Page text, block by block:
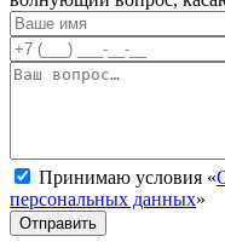
Принимаю условия «
персональных данных»
Отправить